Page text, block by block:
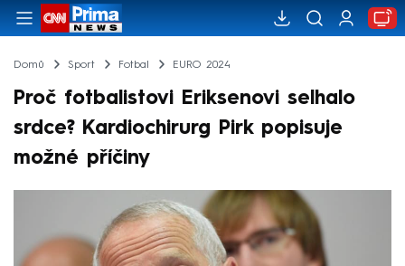
Domů Sport Fotbal EURO 2024
Proč fotbalistovi Eriksenovi selhalo
srdce? Kardiochirurg Pirk popisuje
možné příčiny